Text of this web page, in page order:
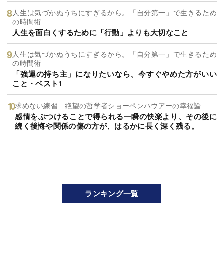
人生は気づかぬうちにすぎるから。「自分第一」で生きるため
の時間術
人生を面白くするために「行動」よりも大切なこと
人生は気づかぬうちにすぎるから。「自分第一」で生きるため
の時間術
「強運の持ち主」になりたいなら、今すぐやめた方がいい
こと・ベスト1
求めない練習 絶望の哲学者ショーペンハウアーの幸福論
感情をぶつけることで得られる一瞬の快楽より、その後に
続く後悔や関係の傷の方が、はるかに長く深く残る。
ランキング一覧